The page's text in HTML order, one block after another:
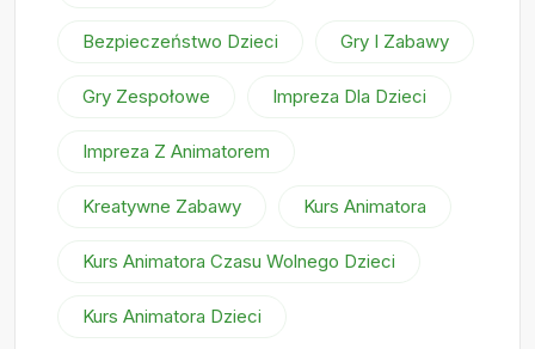
Bezpieczeństwo Dzieci Gry I Zabawy
Gry Zespołowe Impreza Dla Dzieci
Impreza Z Animatorem
Kreatywne Zabawy Kurs Animatora
Kurs Animatora Czasu Wolnego Dzieci
Kurs Animatora Dzieci